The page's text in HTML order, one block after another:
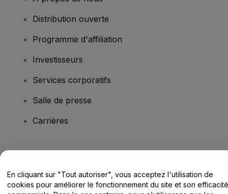
Distribution ouverte
Programme d'affiliation
Investisseurs
Services corporatifs
Salle de presse
Carrières
Centre d'assistance / Nous contacter
En cliquant sur "Tout autoriser", vous acceptez l'utilisation de
cookies pour améliorer le fonctionnement du site et son efficacité